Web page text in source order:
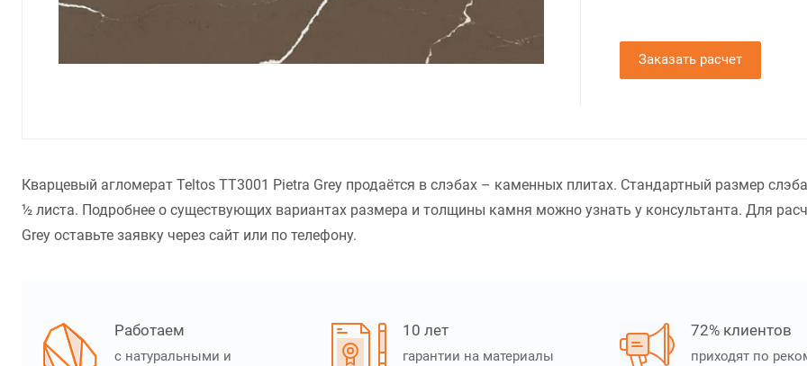
Заказать расчет
Кварцевый агломерат Teltos TT3001 Pietra Grey продаётся в слэбах – каменных плитах. Стандартный размер
½ листа. Подробнее о существующих вариантах размера и толщины камня можно узнать у консультанта. Для
Grey оставьте заявку через сайт или по телефону.
Работаем
с натуральными и
10 лет
гарантии на материалы
72% клиентов
приходят по